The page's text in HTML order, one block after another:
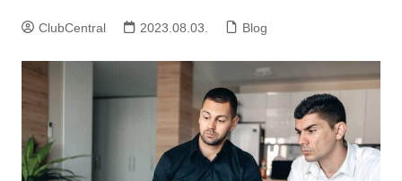
ClubCentral 2023.08.03. Blog